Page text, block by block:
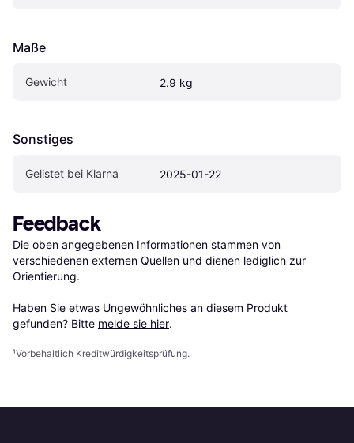
Maße
Gewicht 2.9 kg
Sonstiges
Gelistet bei Klarna 2025-01-22
Feedback
Die oben angegebenen Informationen stammen von
verschiedenen externen Quellen und dienen lediglich zur
Orientierung.
Haben Sie etwas Ungewöhnliches an diesem Produkt
gefunden? Bitte melde sie hier.
¹Vorbehaltlich Kreditwürdigkeitsprüfung.